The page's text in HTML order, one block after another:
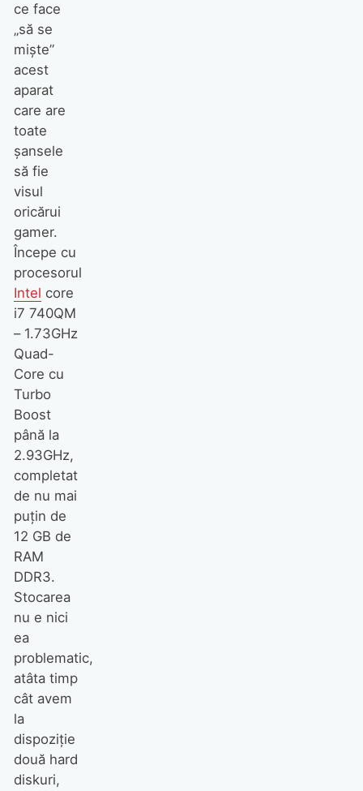
ce face
„să se
mişte”
acest
aparat
care are
toate
şansele
să fie
visul
oricărui
gamer.
Începe cu
procesorul
Intel core
i7 740QM
– 1.73GHz
Quad-
Core cu
Turbo
Boost
până la
2.93GHz,
completat
de nu mai
puţin de
12 GB de
RAM
DDR3.
Stocarea
nu e nici
ea
problematic,
atâta timp
cât avem
la
dispoziţie
două hard
diskuri,